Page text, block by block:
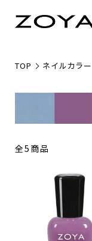
TOP ネイルカラー
全5商品